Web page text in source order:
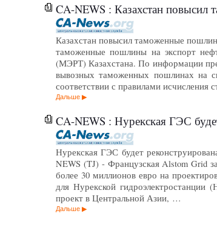
CA-NEWS : Казахстан повысил
Казахстан повысил таможенные
таможенные пошлины на экспорт
(МЭРТ) Казахстана. По информации
вывозных таможенных пошлинах на
соответствии с правилами исчисления
Дальше
CA-NEWS : Нурекская ГЭС
Нурекская ГЭС будет
NEWS (TJ) - Французская Alstom Grid
более 30 миллионов евро на
для Нурекской
проект в Центральной Азии, …
Дальше